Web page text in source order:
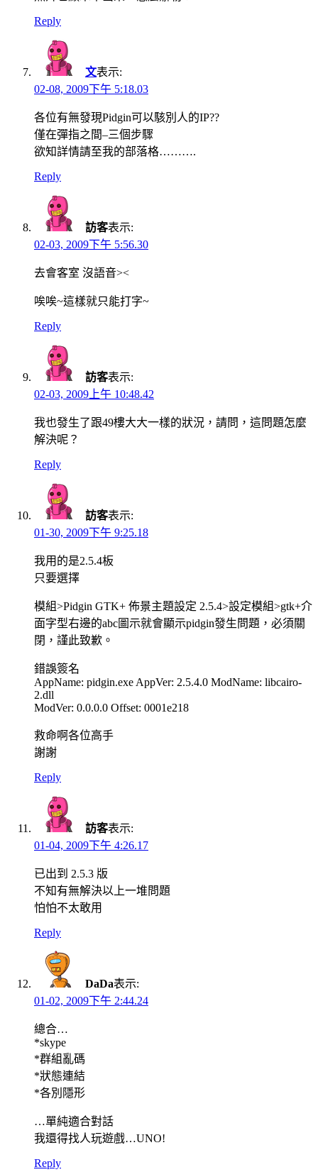
Reply
文表示:
02-08, 2009下午 5:18.03
各位有無發現Pidgin可以駭別人的IP??
僅在彈指之間–三個步驟
欲知詳情請至我的部落格……….
Reply
訪客表示:
02-03, 2009下午 5:56.30
去會客室 沒語音><
唉唉~這樣就只能打字~
Reply
訪客表示:
02-03, 2009上午 10:48.42
我也發生了跟49樓大大一樣的狀況，請問，這問題怎麼
解決呢？
Reply
訪客表示:
01-30, 2009下午 9:25.18
我用的是2.5.4板
只要選擇
模組>Pidgin GTK+ 佈景主題設定 2.5.4>設定模組>gtk+介
面字型右邊的abc圖示就會顯示pidgin發生問題，必須關
閉，謹此致歉。
錯誤簽名
AppName: pidgin.exe AppVer: 2.5.4.0 ModName: libcairo-
2.dll
ModVer: 0.0.0.0 Offset: 0001e218
救命啊各位高手
謝謝
Reply
訪客表示:
01-04, 2009下午 4:26.17
已出到 2.5.3 版
不知有無解決以上一堆問題
怕怕不太敢用
Reply
DaDa表示:
01-02, 2009下午 2:44.24
總合…
*skype
*群組亂碼
*狀態連結
*各別隱形
…單純適合對話
我還得找人玩遊戲…UNO!
Reply